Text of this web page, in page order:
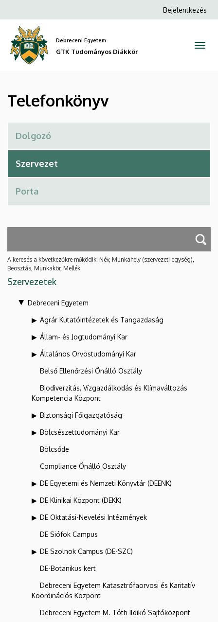
GTK
Tudományos
Diákkör
a
tartalomra
Anonim
Bejelentkezés
Debreceni Egyetem
GTK Tudományos Diákkör
Telefonkönyv
A keresés a következőkre működik: Név, Munkahely (szervezeti egység),
Beosztás, Munkakör, Mellék
Szervezetek
Debreceni Egyetem
Agrár Kutatóintézetek és Tangazdaság
Állam- és Jogtudományi Kar
Általános Orvostudományi Kar
Belső Ellenőrzési Önálló Osztály
Biodiverzitás, Vízgazdálkodás és Klímaváltozás
Kompetencia Központ
Biztonsági Főigazgatóság
Bölcsészettudományi Kar
Bölcsőde
Compliance Önálló Osztály
DE Egyetemi és Nemzeti Könyvtár (DEENK)
DE Klinikai Központ (DEKK)
DE Oktatási-Nevelési Intézmények
DE Siófok Campus
DE Szolnok Campus (DE-SZC)
DE-Botanikus kert
Debreceni Egyetem Katasztrófaorvosi és Karitatív
Koordinációs Központ
Debreceni Egyetem M. Tóth Ildikó Sajtóközpont